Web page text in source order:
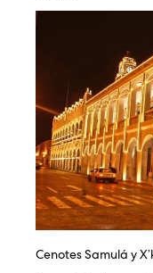
Cenotes Samulá y